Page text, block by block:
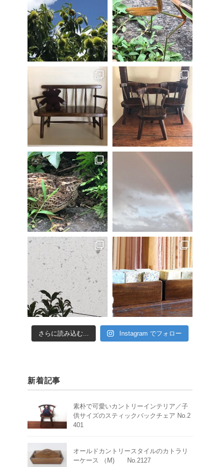
さらに読み込む... Instagram でフォロー
新着記事
素朴で可愛いカントリーインテリア／子
供サイズのスティックバックチェア No.2
401
オールドカントリースタイルのカトラリ
ーケース （M) No.2127